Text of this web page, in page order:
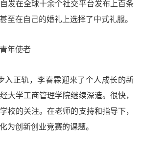
发在全球十余个社交平台发布上百条
至在自己的婚礼上选择了中式礼服。
年使者
入正轨，李春霖迎来了个人成长的新
学工商管理学院继续深造。很快，
校的关注。在老师的支持和指导下，
为创新创业竞赛的课题。